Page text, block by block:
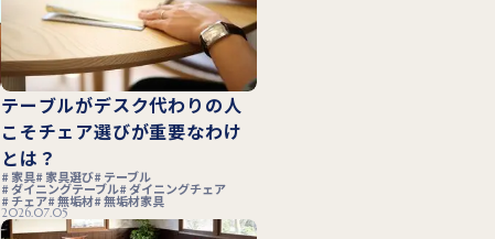
テーブルがデスク代わりの人
こそチェア選びが重要なわけ
とは？
家具 家具選び テーブル
ダイニングテーブル ダイニングチェア
チェア 無垢材 無垢材家具
2026.07.05